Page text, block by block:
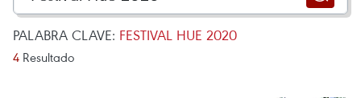
PALABRA CLAVE: FESTIVAL HUE 2020
4 Resultado